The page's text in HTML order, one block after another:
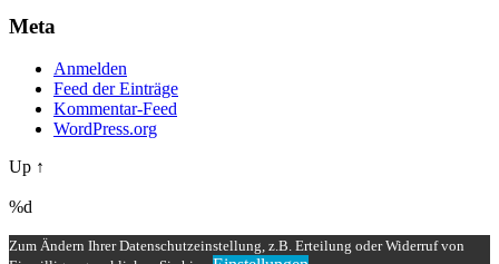
Meta
Anmelden
Feed der Einträge
Kommentar-Feed
WordPress.org
Up ↑
%d
Zum Ändern Ihrer Datenschutzeinstellung, z.B. Erteilung oder Widerruf von